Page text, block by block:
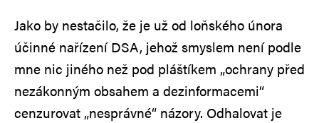
Jako by nestačilo, že je už od loňského února
účinné nařízení DSA, jehož smyslem není podle
mne nic jiného než pod pláštíkem „ochrany před
nezákonným obsahem a dezinformacemi“
cenzurovat „nesprávné“ názory. Odhalovat je